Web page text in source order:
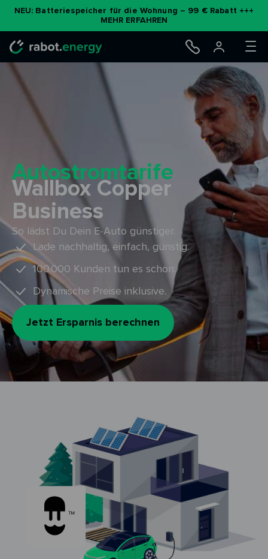
NEU: Batteriespeicher für die Wohnung – 99 € Rabatt +++
MEHR ERFAHREN
Autostromtarife
Wallbox Copper
Business
So lädst Du Dein E-Auto günstiger.
Lade nachhaltig, einfach, günstig.
100.000 Kunden tun es schon.
Dynamische Preise inklusive.
Jetzt Ersparnis berechnen
Zum
Inhalt
springen